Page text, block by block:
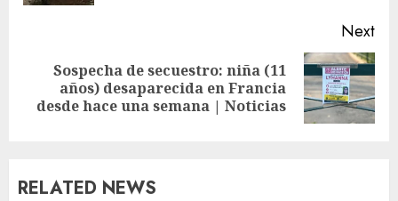
Next
Sospecha de secuestro: niña (11
años) desaparecida en Francia
desde hace una semana | Noticias
RELATED NEWS